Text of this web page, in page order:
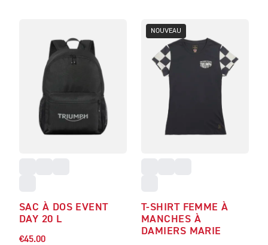
SAC À DOS EVENT
DAY 20 L
€45.00
NOUVEAU
T-SHIRT FEMME À
MANCHES À
DAMIERS MARIE